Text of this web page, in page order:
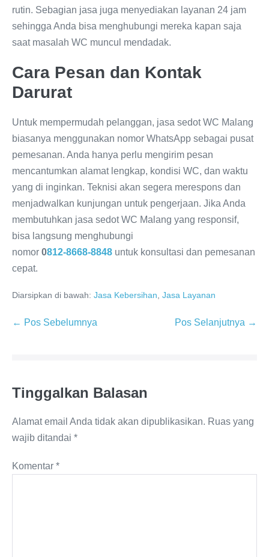
rutin. Sebagian jasa juga menyediakan layanan 24 jam
sehingga Anda bisa menghubungi mereka kapan saja
saat masalah WC muncul mendadak.
Cara Pesan dan Kontak
Darurat
Untuk mempermudah pelanggan, jasa sedot WC Malang
biasanya menggunakan nomor WhatsApp sebagai pusat
pemesanan. Anda hanya perlu mengirim pesan
mencantumkan alamat lengkap, kondisi WC, dan waktu
yang di inginkan. Teknisi akan segera merespons dan
menjadwalkan kunjungan untuk pengerjaan. Jika Anda
membutuhkan jasa sedot WC Malang yang responsif,
bisa langsung menghubungi
nomor 0812‑8668‑8848 untuk konsultasi dan pemesanan
cepat.
Diarsipkan di bawah: Jasa Kebersihan Jasa Layanan
Navigasi
← Pos Sebelumnya Pos Selanjutnya →
Tinggalkan Balasan
Alamat email Anda tidak akan dipublikasikan. Ruas yang
wajib ditandai *
Komentar *